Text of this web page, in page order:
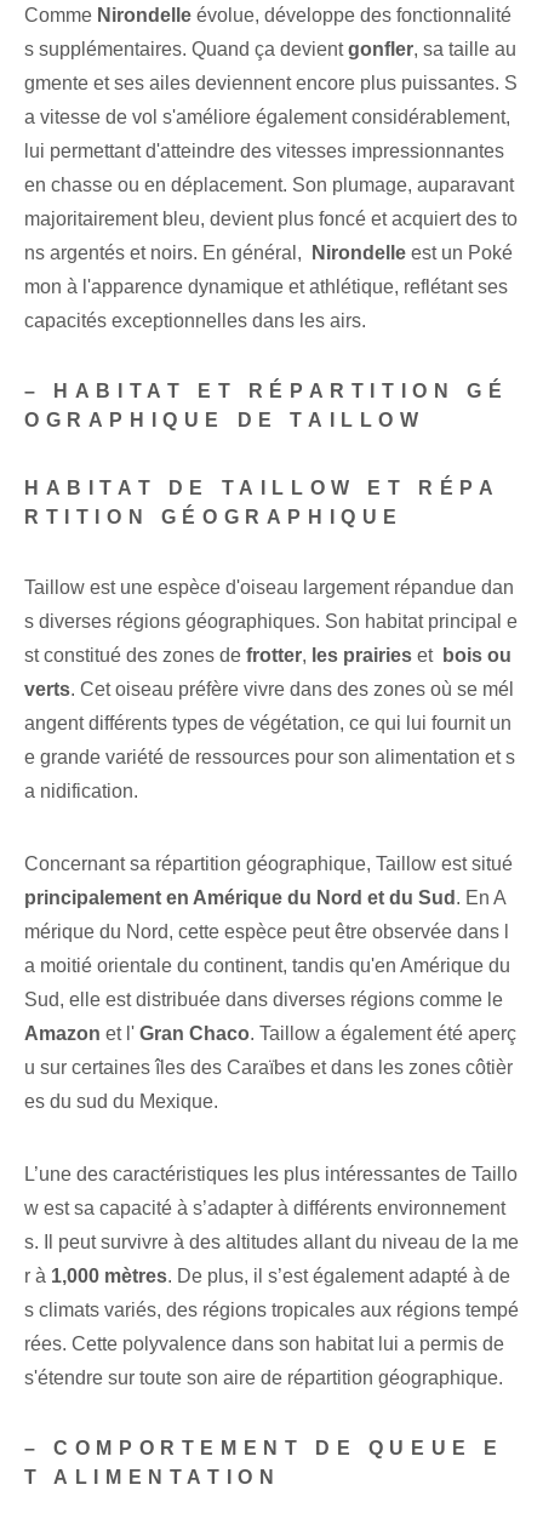
Comme Nirondelle évolue, ⁢développe des fonctionnalité
s supplémentaires. Quand ça devientgonfler, sa taille au
gmente et ses ailes deviennent encore plus puissantes. S
a vitesse de vol s'améliore également considérablement,
lui permettant d'atteindre des vitesses impressionnantes
en chasse ou en déplacement. Son plumage, auparavant
majoritairement bleu, devient plus foncé et acquiert des to
ns argentés et noirs. En général, ⁢
Nirondelle est un Poké
mon à l'apparence dynamique et athlétique, reflétant ses
capacités exceptionnelles dans les airs.
– HABITAT ET RÉPARTITION GÉ
OGRAPHIQUE DE TAILLOW
HABITAT DE TAILLOW ET RÉPA
RTITION GÉOGRAPHIQUE
Taillow est une espèce d'oiseau largement répandue dan
s diverses régions géographiques. Son habitat principal e
st constitué des zones de frotter, les prairies et ⁢ bois ou
verts. Cet oiseau préfère vivre ‌dans des zones où⁣ se mél
angent différents types de végétation, ce qui lui fournit un
e grande variété de ressources pour ⁢son alimentation et s
a nidification.
Concernant sa répartition géographique, Taillow est situé
principalement en Amérique du Nord et du Sud .⁢ En A
mérique du Nord, cette espèce peut être observée dans ⁣l
a moitié orientale du continent, tandis qu'‌en Amérique du
Sud, elle est distribuée dans diverses régions comme le
Amazon et l' Gran Chaco. Taillow a également été aperç
u sur certaines îles des Caraïbes et dans les zones côtièr
es du sud du Mexique.
L’une des caractéristiques les plus intéressantes de Taillo
w est sa capacité à s’adapter à différents environnement
s. Il peut survivre à des altitudes allant du ⁢niveau de la me
r⁤ à 1,000 mètres. De plus, il s’est également adapté à de
s climats variés, des régions tropicales aux régions tempé
rées. Cette polyvalence dans son habitat lui a permis de
s'étendre sur toute son aire de répartition géographique.
– COMPORTEMENT DE QUEUE E
T ALIMENTATION